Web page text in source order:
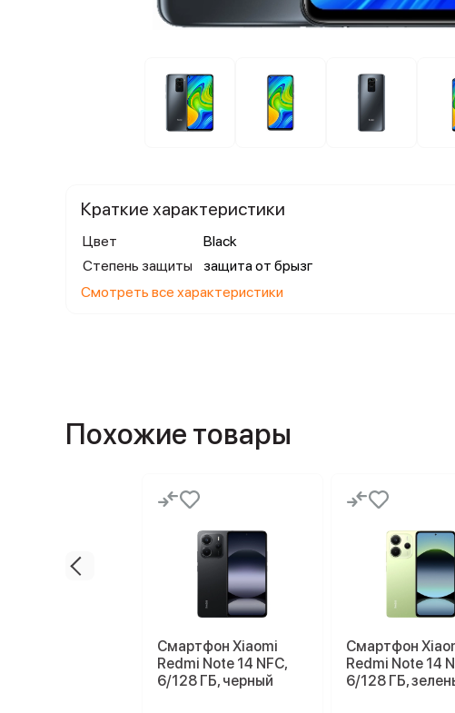
Краткие характеристики
Цвет
Black
Степень защиты
защита от брызг
Смотреть все характеристики
Похожие товары
Смартфон Xiaomi
Redmi Note 14 NFC,
6/128 ГБ, черный
Смартфон
Redmi Note 14
6/128 ГБ,